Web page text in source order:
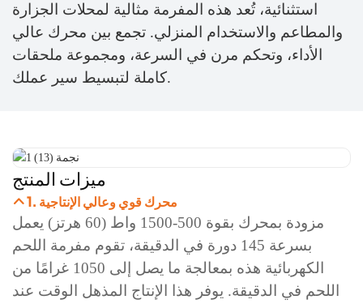
استثنائية، تُعد هذه المفرمة مثالية لمحلات الجزارة
والمطاعم والاستخدام المنزلي. تجمع بين محرك عالي
الأداء، وتحكم مرن في السرعة، ومجموعة ملحقات
كاملة لتبسيط سير عملك.
ميزات المنتج
1. محرك قوي وعالي الإنتاجية
مزودة بمحرك بقوة 500-1500 واط (60 هرتز) يعمل
بسرعة 145 دورة في الدقيقة، تقوم مفرمة اللحم
الكهربائية هذه بمعالجة ما يصل إلى 1050 غرامًا من
اللحم في الدقيقة. يوفر هذا الإنتاج المذهل الوقت عند